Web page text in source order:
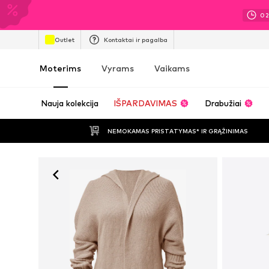
02
Outlet Kontaktai ir pagalba
Moterims Vyrams Vaikams
Nauja kolekcija IŠPARDAVIMAS Drabužiai
NEMOKAMAS PRISTATYMAS* IR GRĄŽINIMAS